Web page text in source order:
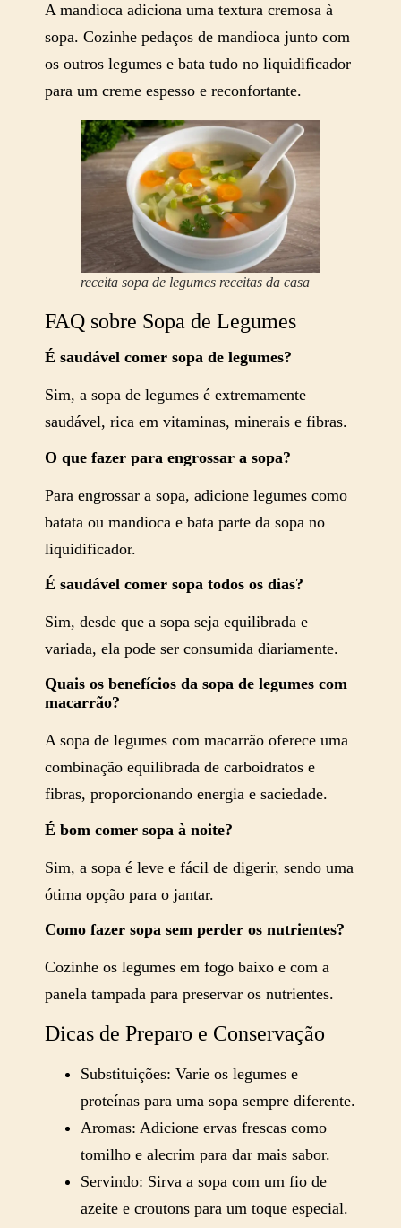
A mandioca adiciona uma textura cremosa à
sopa. Cozinhe pedaços de mandioca junto com
os outros legumes e bata tudo no liquidificador
para um creme espesso e reconfortante.
receita sopa de legumes receitas da casa
FAQ sobre Sopa de Legumes
É saudável comer sopa de legumes?
Sim, a sopa de legumes é extremamente
saudável, rica em vitaminas, minerais e fibras.
O que fazer para engrossar a sopa?
Para engrossar a sopa, adicione legumes como
batata ou mandioca e bata parte da sopa no
liquidificador.
É saudável comer sopa todos os dias?
Sim, desde que a sopa seja equilibrada e
variada, ela pode ser consumida diariamente.
Quais os benefícios da sopa de legumes com
macarrão?
A sopa de legumes com macarrão oferece uma
combinação equilibrada de carboidratos e
fibras, proporcionando energia e saciedade.
É bom comer sopa à noite?
Sim, a sopa é leve e fácil de digerir, sendo uma
ótima opção para o jantar.
Como fazer sopa sem perder os nutrientes?
Cozinhe os legumes em fogo baixo e com a
panela tampada para preservar os nutrientes.
Dicas de Preparo e Conservação
Substituições: Varie os legumes e
proteínas para uma sopa sempre diferente.
Aromas: Adicione ervas frescas como
tomilho e alecrim para dar mais sabor.
Servindo: Sirva a sopa com um fio de
azeite e croutons para um toque especial.